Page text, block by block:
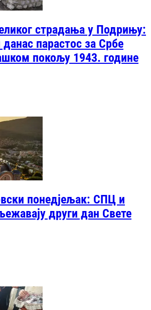
страдања у Подрињу:
парастос за Србе
покољу 1943. године
понедјељак: СПЦ и
други дан Свете